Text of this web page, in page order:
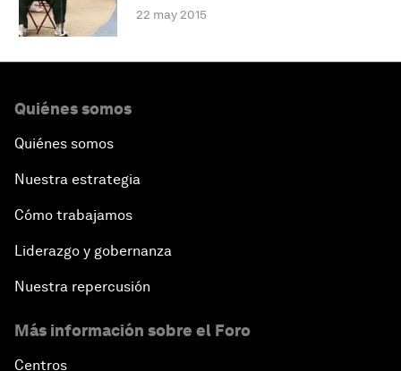
22 may 2015
Quiénes somos
Quiénes somos
Nuestra estrategia
Cómo trabajamos
Liderazgo y gobernanza
Nuestra repercusión
Más información sobre el Foro
Centros